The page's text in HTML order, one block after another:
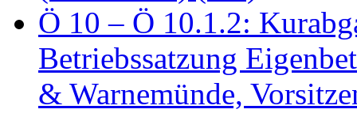
Ö 10 – Ö 10.1.2:
Betriebssatzung
& Warnemünde,